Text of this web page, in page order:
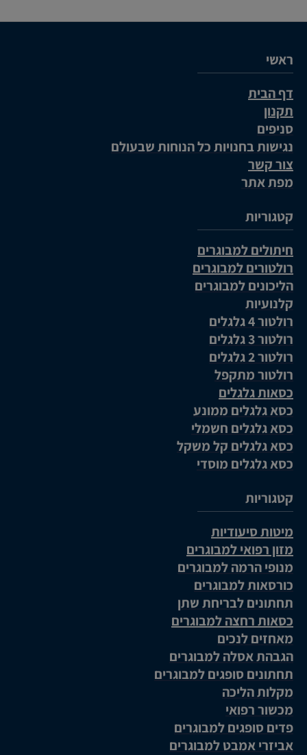
ראשי
דף הבית
תקנון
סניפים
נגישות בחנויות כל הנוחות שבעולם
צור קשר
מפת אתר
קטגוריות
חיתולים למבוגרים
רולטורים למבוגרים
הליכונים למבוגרים
קלנועיות
רולטור 4 גלגלים
רולטור 3 גלגלים
רולטור 2 גלגלים
רולטור מתקפל
כסאות גלגלים
כסא גלגלים ממונע
כסא גלגלים חשמלי
כסא גלגלים קל משקל
כסא גלגלים מוסדי
קטגוריות
מיטות סיעודיות
מזון רפואי למבוגרים
מנופי הרמה למבוגרים
כורסאות למבוגרים
תחתונים לבריחת שתן
כסאות רחצה למבוגרים
מאחזים לנכים
הגבהת אסלה למבוגרים
תחתונים סופגים למבוגרים
מקלות הליכה
מכשור רפואי
פדים סופגים למבוגרים
אביזרי אמבט למבוגרים